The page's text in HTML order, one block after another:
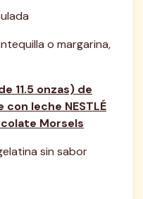
o margarina,
11.5 onzas) de
leche NESTLÉ
Morsels
sin sabor